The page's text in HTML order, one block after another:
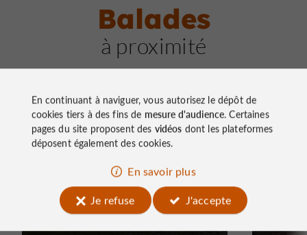
Balades
à proximité
Circuit vélo loisir Le Lac
des Bariousses
Vélo vtc
En continuant à naviguer, vous autorisez le dépôt de
cookies tiers à des fins de mesure d'audience. Certaines
pages du site proposent des vidéos dont les plateformes
déposent également des cookies.
En savoir plus
Je refuse
J'accepte